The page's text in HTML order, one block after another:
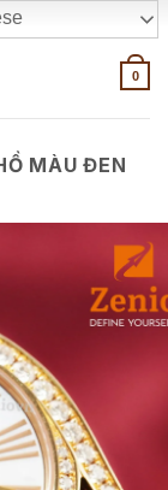
0
MÀU ĐEN